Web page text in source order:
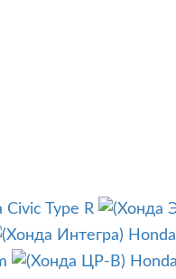
Civic Type R